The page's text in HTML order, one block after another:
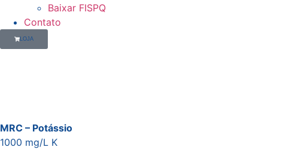
Baixar FISPQ
Contato
LOJA
MRC – Potássio
1000 mg/L K